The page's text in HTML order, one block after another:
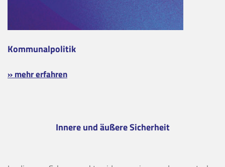
Kommunalpolitik
» mehr erfahren
Innere und äußere Sicherheit